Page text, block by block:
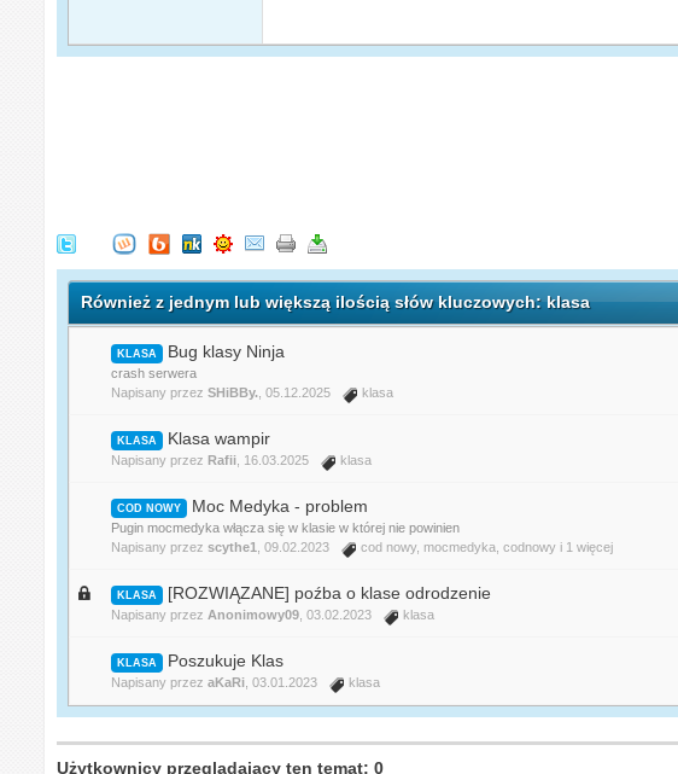
Również z jednym lub większą ilością słów kluczowych: klasa
KLASA Bug klasy Ninja
crash serwera
Napisany przezSHiBBy., 05.12.2025 klasa
KLASA Klasa wampir
Napisany przez Rafii, 16.03.2025 klasa
COD NOWY Moc Medyka - problem
Pugin mocmedyka włącza się w klasie w której nie powinien
Napisany przezscythe1, 09.02.2023 cod nowy, mocmedyka,codnowy i 1 więcej
KLASA [ROZWIĄZANE] poźba o klase odrodzenie
Napisany przezAnonimowy09, 03.02.2023 klasa
KLASA Poszukuje Klas
Napisany przezaKaRi, 03.01.2023 klasa
Użytkownicy przeglądający ten temat: 0